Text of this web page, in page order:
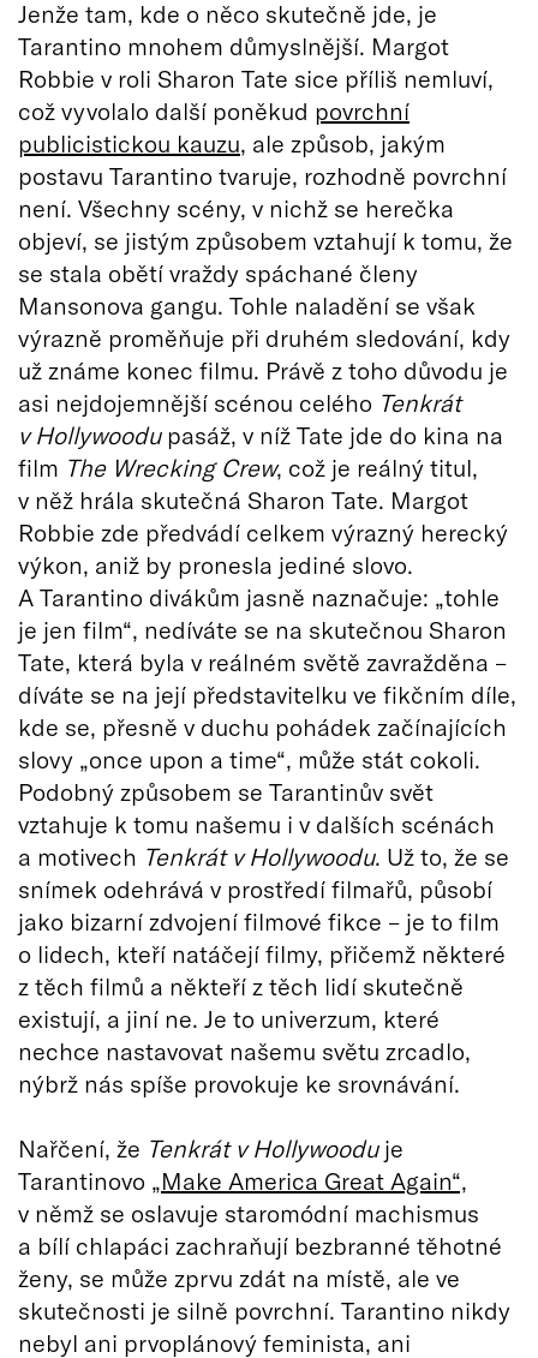
Jenže tam, kde o něco skutečně jde, je
Tarantino mnohem důmyslnější. Margot
Robbie v roli Sharon Tate sice příliš nemluví,
což vyvolalo další poněkud povrchní
publicistickou kauzu, ale způsob, jakým
postavu Tarantino tvaruje, rozhodně povrchní
není. Všechny scény, v nichž se herečka
objeví, se jistým způsobem vztahují k tomu, že
se stala obětí vraždy spáchané členy
Mansonova gangu. Tohle naladění se však
výrazně proměňuje při druhém sledování, kdy
už známe konec filmu. Právě z toho důvodu je
asi nejdojemnější scénou celého Tenkrát
v Hollywoodupasáž, v níž Tate jde do kina na
film The Wrecking Crew, což je reálný titul,
v něž hrála skutečná Sharon Tate. Margot
Robbie zde předvádí celkem výrazný herecký
výkon, aniž by pronesla jediné slovo.
A Tarantino divákům jasně naznačuje: „tohle
je jen film“, nedíváte se na skutečnou Sharon
Tate, která byla v reálném světě zavražděna –
díváte se na její představitelku ve fikčním díle,
kde se, přesně v duchu pohádek začínajících
slovy „once upon a time“, může stát cokoli.
Podobný způsobem se Tarantinův svět
vztahuje k tomu našemu i v dalších scénách
a motivech Tenkrát v Hollywoodu. Už to, že se
snímek odehrává v prostředí filmařů, působí
jako bizarní zdvojení filmové fikce – je to film
o lidech, kteří natáčejí filmy, přičemž některé
z těch filmů a někteří z těch lidí skutečně
existují, a jiní ne. Je to univerzum, které
nechce nastavovat našemu světu zrcadlo,
nýbrž nás spíše provokuje ke srovnávání.
Nařčení, že Tenkrát v Hollywooduje
Tarantinovo „Make America Great Again“,
v němž se oslavuje staromódní machismus
a bílí chlapáci zachraňují bezbranné těhotné
ženy, se může zprvu zdát na místě, ale ve
skutečnosti je silně povrchní. Tarantino nikdy
nebyl ani prvoplánový feminista, ani